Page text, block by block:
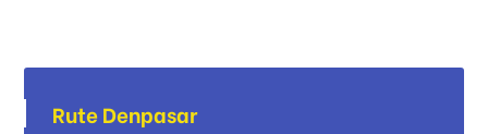
Rute Denpasar